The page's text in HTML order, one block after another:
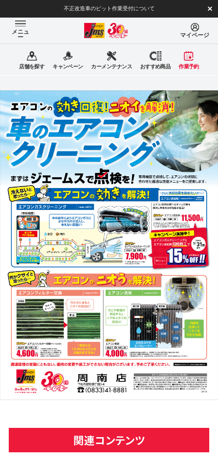
不正改造車のピット作業受付について
メニュ
ー マイページ
店舗を探す キャンペーン カーメンテナンス おすすめ商品 作業予約
関連コンテンツ